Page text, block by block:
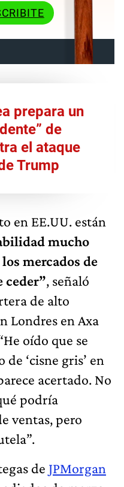
prepara un
de
el ataque
Trump
en EE.UU. están
mucho
mercados de
ceder”, señaló
de alto
Londres en Axa
oído que se
‘cisne gris’ en
acertado. No
podría
ventas, pero
de JPMorgan